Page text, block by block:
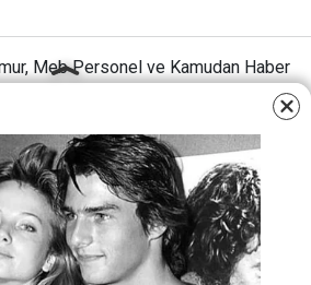
Meb Personel ve Kamudan Haber
İletişim
Gizlilik İlkeleri
Personel – Öğretmen Haberleri